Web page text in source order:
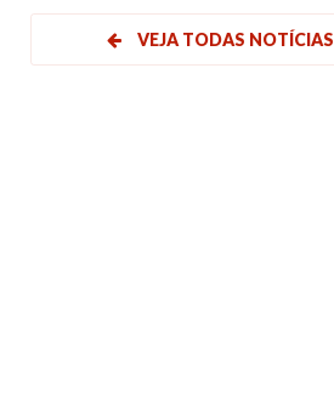
VEJA TODAS NOTÍCIAS